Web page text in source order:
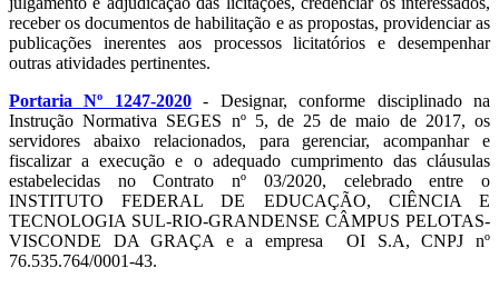
receber os documentos de habilitação e as propostas, providenciar as
publicações inerentes aos processos licitatórios e desempenhar
outras atividades pertinentes.
Portaria Nº 1247-2020- Designar, conforme disciplinado na
Instrução Normativa SEGES nº 5, de 25 de maio de 2017, os
servidores abaixo relacionados, para gerenciar, acompanhar e
fiscalizar a execução e o adequado cumprimento das cláusulas
estabelecidas no Contrato nº 03/2020, celebrado entre o
INSTITUTO FEDERAL DE EDUCAÇÃO, CIÊNCIA E
TECNOLOGIA SUL-RIO-GRANDENSE CÂMPUS PELOTAS-
VISCONDE DA GRAÇA e a empresa OI S.A, CNPJ nº
76.535.764/0001-43.